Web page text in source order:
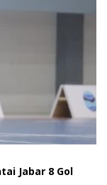
Jabar 8 Gol